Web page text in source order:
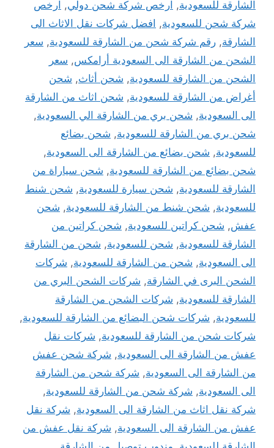
الشارقة للسعودية, ارخص شركة شحن دولي, ارخص
شركة شحن للسعودية, افضل شركات نقل الاثاث الى
الشارقة, رقم شركة شحن من الشارقة للسعودية, سعر
الشحن من الشارقة الى السعودية أرامكس, سعر
الشحن من الشارقة للسعودية, شحن أثاث, شحن
أغراض من الشارقة للسعودية, شحن اثاث من الشارقة
الى السعودية, شحن بري من الشارقة الي السعودية,
شحن بري من الشارقة للسعودية, شحن بضائع
للسعودية, شحن بضائع من الشارقة الى السعودية,
شحن بضائع من الشارقة للسعودية, شحن سياراة من
الشارقة للسعودية, شحن سيارة للسعودية, شحن شنط
للسعودية, شحن شنط من الشارقة للسعودية, شحن
عفش, شحن كراتين للسعودية, شحن كراتين من
الشارقة للسعودية, شحن للسعودية, شحن من الشارقة
الى السعودية, شحن من الشارقة للسعودية, شركات
الشحن البرى في الشارقة, شركات الشحن البري من
الشارقة للسعودية, شركات الشحن من الشارقة
للسعودية, شركات شحن البضائع من الشارقة للسعودية,
شركات شحن من الشارقة للسعودية, شركات نقل
عفش من الشارقة الى السعودية, شركة شحن عفش
من الشارقة الى السعودية, شركة شحن من الشارقة
الى السعودية, شركة شحن من الشارقة للسعودية,
شركة نقل اثاث من الشارقة الى السعودية, شركة نقل
عفش من الشارقة الى السعودية, شركة نقل عفش من